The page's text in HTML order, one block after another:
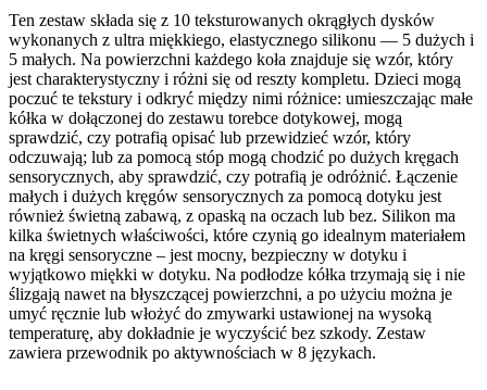
Ten zestaw składa się z 10 teksturowanych okrągłych dysków
wykonanych z ultra miękkiego, elastycznego silikonu — 5 dużych i
5 małych. Na powierzchni każdego koła znajduje się wzór, który
jest charakterystyczny i różni się od reszty kompletu. Dzieci mogą
poczuć te tekstury i odkryć między nimi różnice: umieszczając małe
kółka w dołączonej do zestawu torebce dotykowej, mogą
sprawdzić, czy potrafią opisać lub przewidzieć wzór, który
odczuwają; lub za pomocą stóp mogą chodzić po dużych kręgach
sensorycznych, aby sprawdzić, czy potrafią je odróżnić. Łączenie
małych i dużych kręgów sensorycznych za pomocą dotyku jest
również świetną zabawą, z opaską na oczach lub bez. Silikon ma
kilka świetnych właściwości, które czynią go idealnym materiałem
na kręgi sensoryczne – jest mocny, bezpieczny w dotyku i
wyjątkowo miękki w dotyku. Na podłodze kółka trzymają się i nie
ślizgają nawet na błyszczącej powierzchni, a po użyciu można je
umyć ręcznie lub włożyć do zmywarki ustawionej na wysoką
temperaturę, aby dokładnie je wyczyścić bez szkody. Zestaw
zawiera przewodnik po aktywnościach w 8 językach.